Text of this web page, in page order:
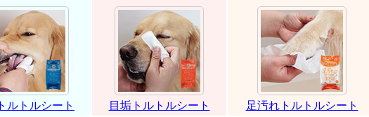
ルトルシート 目垢トルトルシート 足汚れトルトルシート